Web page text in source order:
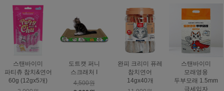
스탠바이미
파티츄 참치&연어
60g (12gx5개)
도트캣 퍼니
스크래처 I
4,500원
완피 크리미 퓨레
참치연어
14gx40개
스탠바이미
모래영웅
두부모래 1.5mm
극세입자